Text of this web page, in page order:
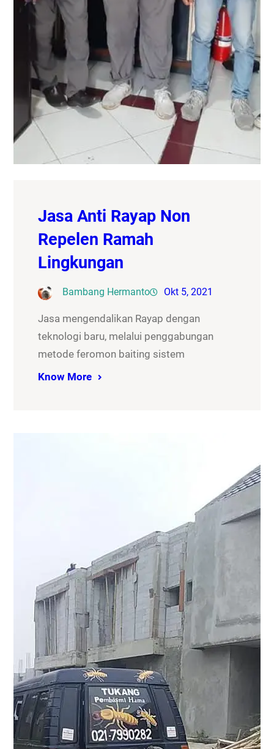
Jasa Anti Rayap Non
Repelen Ramah
Lingkungan
Bambang Hermanto Okt 5, 2021
Jasa mengendalikan Rayap dengan
teknologi baru, melalui penggabungan
metode feromon baiting sistem
Know More